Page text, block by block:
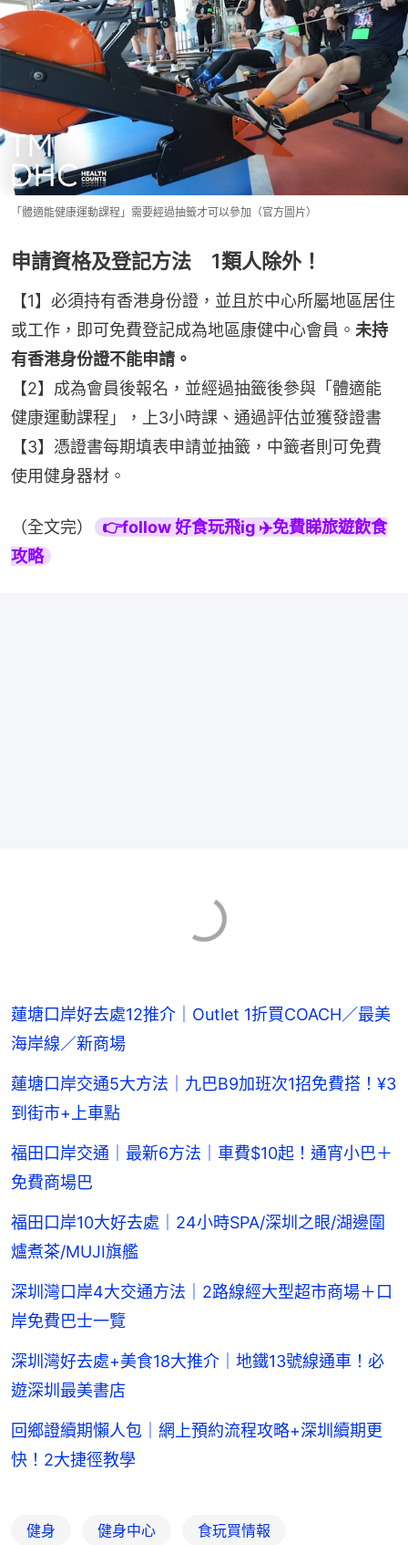
「體適能健康運動課程」需要經過抽籤才可以參加（官方圖片）
申請資格及登記方法 1類人除外！
【1】必須持有香港身份證，並且於中心所屬地區居住
或工作，即可免費登記成為地區康健中心會員。 未持
有香港身份證不能申請。
【2】成為會員後報名，並經過抽籤後參與「體適能
健康運動課程」，上3小時課、通過評估並獲發證書
【3】憑證書每期填表申請並抽籤，中籤者則可免費
使用健身器材。
（全文完）
👉follow 好食玩飛ig ✈️免費睇旅遊飲食
攻略
蓮塘口岸好去處12推介｜Outlet 1折買COACH／最美
海岸線／新商場
蓮塘口岸交通5大方法｜九巴B9加班次1招免費搭！¥3
到街市+上車點
福田口岸交通｜最新6方法｜車費$10起！通宵小巴＋
免費商場巴
福田口岸10大好去處｜24小時SPA/深圳之眼/湖邊圍
爐煮茶/MUJI旗艦
深圳灣口岸4大交通方法｜2路線經大型超市商場＋口
岸免費巴士一覽
深圳灣好去處+美食18大推介｜地鐵13號線通車！必
遊深圳最美書店
回鄉證續期懶人包｜網上預約流程攻略+深圳續期更
快！2大捷徑教學
健身 健身中心 食玩買情報